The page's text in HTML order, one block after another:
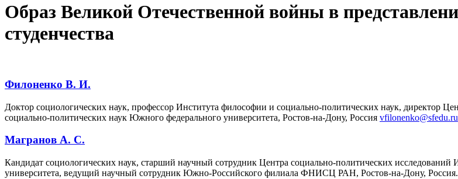
Образ Великой Отечественной войны в
студенчества
Филоненко В. И.
Доктор социологических наук, профессор Института философии и социально-политических наук, директор
социально-политических наук Южного федерального университета, Ростов-на-Дону, Россия vfilonenko@sfedu.ru
Магранов А. С.
Кандидат социологических наук, старший научный сотрудник Центра социально-политических
университета, ведущий научный сотрудник Южно-Российского филиала ФНИСЦ РАН, Ростов-на-Дону, Россия.